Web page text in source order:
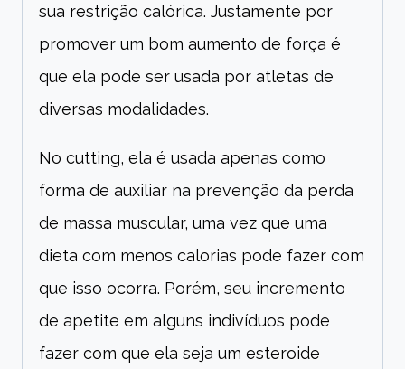
sua restrição calórica. Justamente por
promover um bom aumento de força é
que ela pode ser usada por atletas de
diversas modalidades.
No cutting, ela é usada apenas como
forma de auxiliar na prevenção da perda
de massa muscular, uma vez que uma
dieta com menos calorias pode fazer com
que isso ocorra. Porém, seu incremento
de apetite em alguns indivíduos pode
fazer com que ela seja um esteroide